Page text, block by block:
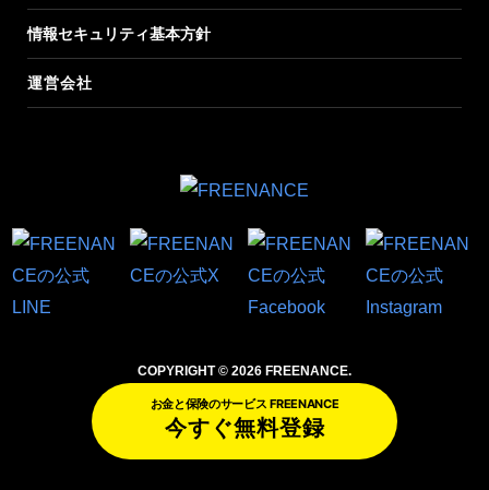
お金と保険のサービス FREENANCE
今すぐ無料登録
情報セキュリティ基本方針
運営会社
COPYRIGHT © 2026 FREENANCE.